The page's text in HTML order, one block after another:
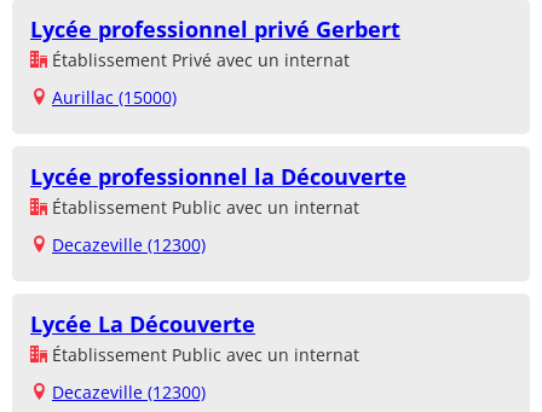
Lycée professionnel privé Gerbert
Établissement Privé avec un internat
Aurillac (15000)
Lycée professionnel la Découverte
Établissement Public avec un internat
Decazeville (12300)
Lycée La Découverte
Établissement Public avec un internat
Decazeville (12300)